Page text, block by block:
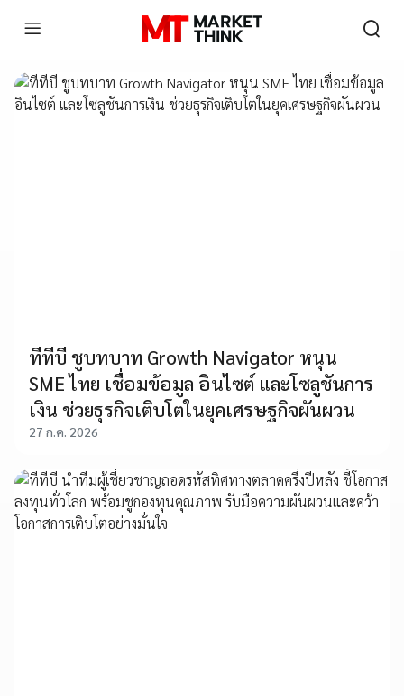
ทีทีบี ชูบทบาท Growth Navigator หนุน
SME ไทย เชื่อมข้อมูล อินไซต์ และโซลูชันการ
เงิน ช่วยธุรกิจเติบโตในยุคเศรษฐกิจผันผวน
27 ก.ค. 2026